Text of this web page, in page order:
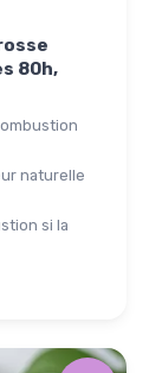
80h,
naturelle
si la